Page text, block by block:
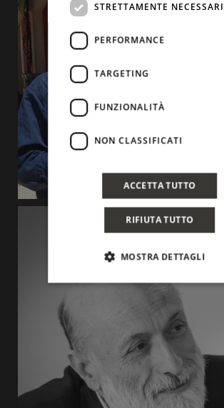
STRETTAMENTE NECESSARI
PERFORMANCE
TARGETING
FUNZIONALITÀ
NON CLASSIFICATI
ACCETTA TUTTO
RIFIUTA TUTTO
MOSTRA DETTAGLI